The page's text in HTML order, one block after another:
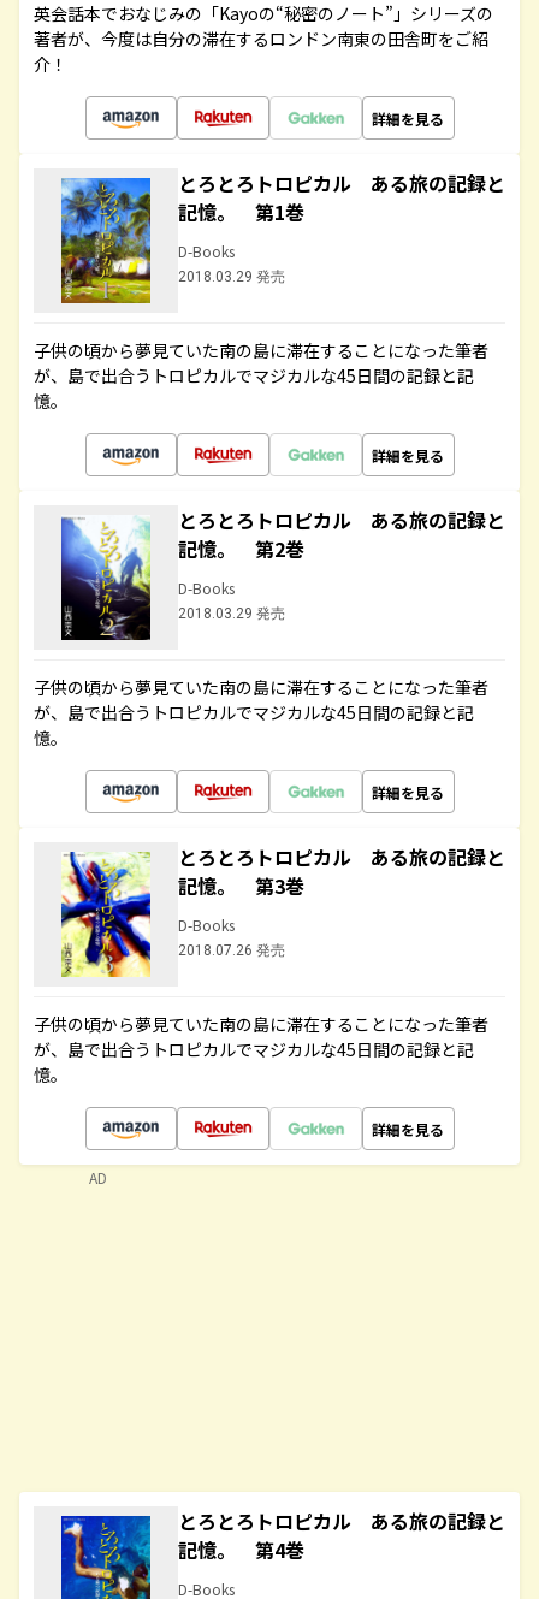
英会話本でおなじみの「Kayoの“秘密のノート”」シリーズの
著者が、今度は自分の滞在するロンドン南東の田舎町をご紹
介！
詳細を見る
とろとろトロピカル ある旅の記録と
記憶。 第1巻
D-Books
2018.03.29 発売
子供の頃から夢見ていた南の島に滞在することになった筆者
が、島で出合うトロピカルでマジカルな45日間の記録と記
憶。
詳細を見る
とろとろトロピカル ある旅の記録と
記憶。 第2巻
D-Books
2018.03.29 発売
子供の頃から夢見ていた南の島に滞在することになった筆者
が、島で出合うトロピカルでマジカルな45日間の記録と記
憶。
詳細を見る
とろとろトロピカル ある旅の記録と
記憶。 第3巻
D-Books
2018.07.26 発売
子供の頃から夢見ていた南の島に滞在することになった筆者
が、島で出合うトロピカルでマジカルな45日間の記録と記
憶。
詳細を見る
とろとろトロピカル ある旅の記録と
記憶。 第4巻
D-Books
AD